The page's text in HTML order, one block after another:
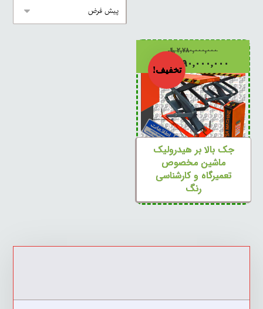
جک بالا بر هیدرولیک
ماشین مخصوص
تعمیرگاه و کارشناسی
رنگ
۲,۷۸۰,۰۰۰,۰۰۰ ﷼
۱,۹۹۰,۰۰۰,۰۰۰
تخفیف!